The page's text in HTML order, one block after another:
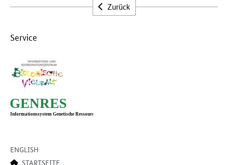
Zurück
Service
ENGLISH
STARTSEITE